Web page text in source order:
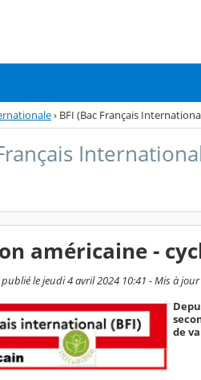
› BFI (Bac Français
américaine -
le jeudi 4 avril 2024 10:41 - Mis à
de